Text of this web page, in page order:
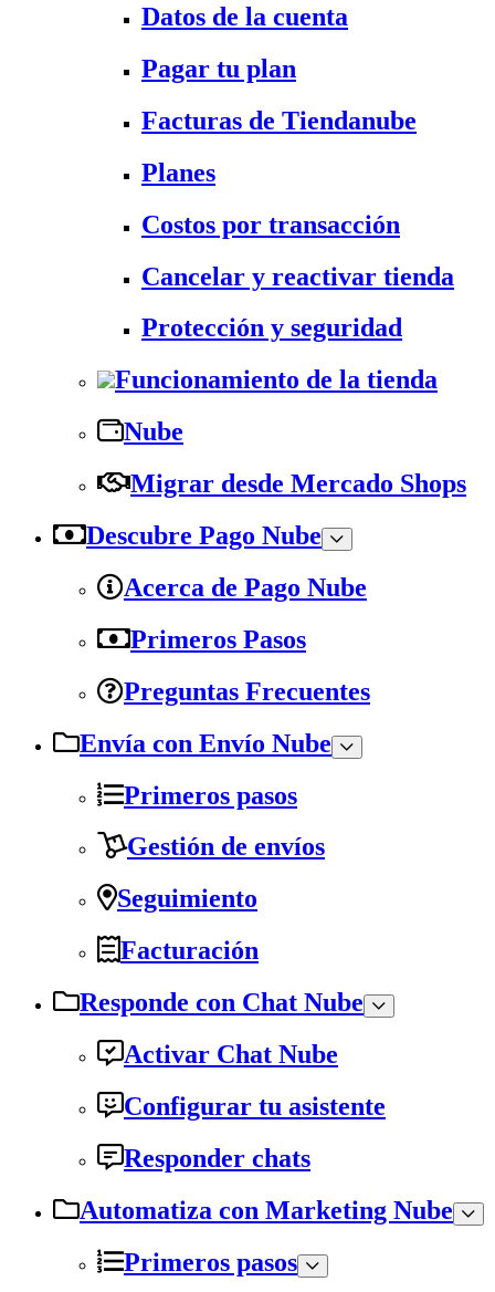
Datos de la cuenta
Pagar tu plan
Facturas de Tiendanube
Planes
Costos por transacción
Cancelar y reactivar tienda
Protección y seguridad
Funcionamiento de la tienda
Nube
Migrar desde Mercado Shops
Descubre Pago Nube
Acerca de Pago Nube
Primeros Pasos
Preguntas Frecuentes
Envía con Envío Nube
Primeros pasos
Gestión de envíos
Seguimiento
Facturación
Responde con Chat Nube
Activar Chat Nube
Configurar tu asistente
Responder chats
Automatiza con Marketing Nube
Primeros pasos